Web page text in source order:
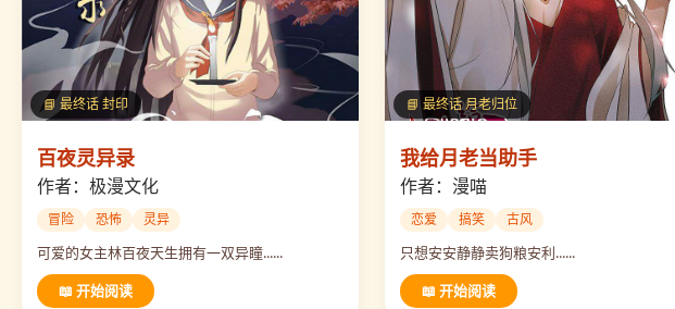
📘 最终话 封印
百夜灵异录
作者：极漫文化
冒险 恐怖 灵异
可爱的女主林百夜天生拥有一双异瞳......
📖 开始阅读
📘 最终话 月老归位
我给月老当助手
作者：漫喵
恋爱 搞笑 古风
只想安安静静卖狗粮安利......
📖 开始阅读